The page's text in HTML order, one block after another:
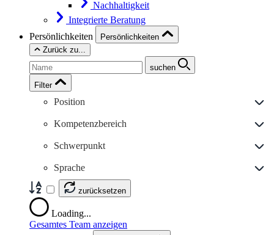
Nachhaltigkeit
Integrierte Beratung
Persönlichkeiten
Persönlichkeiten
Zurück zu...
suchen
Filter
Position
Kompetenzbereich
Schwerpunkt
Sprache
zurücksetzen
Loading...
Gesamtes Team anzeigen